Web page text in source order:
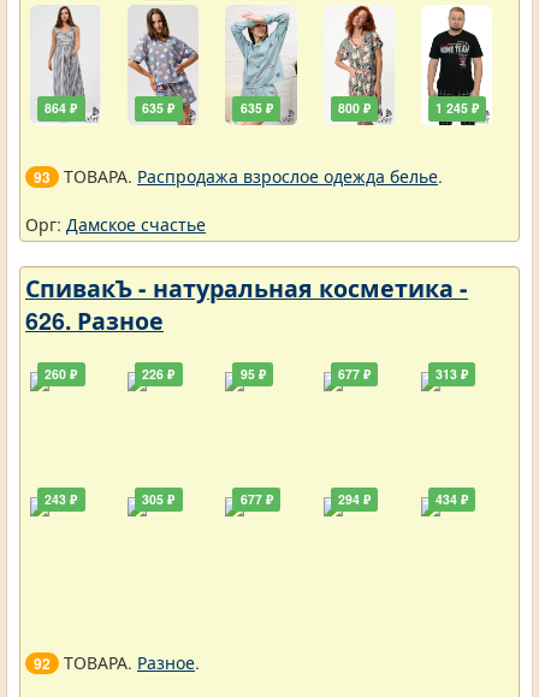
864 ₽ 635 ₽ 635 ₽ 800 ₽ 1 245 ₽
93 ТОВАРА. Распродажа взрослое одежда белье.
Орг: Дамское счастье
СпивакЪ - натуральная косметика -
626. Разное
260 ₽
243 ₽
226 ₽
305 ₽
95 ₽
677 ₽
677 ₽
294 ₽
313 ₽
434 ₽
92 ТОВАРА. Разное.